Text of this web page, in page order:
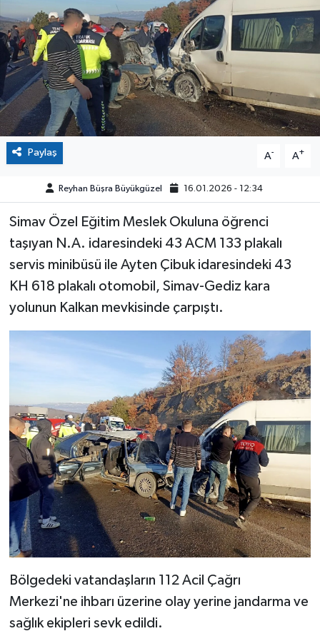
Paylaş A- A+
Reyhan Büşra Büyükgüzel 16.01.2026 - 12:34
Simav Özel Eğitim Meslek Okuluna öğrenci
taşıyan N.A. idaresindeki 43 ACM 133 plakalı
servis minibüsü ile Ayten Çibuk idaresindeki 43
KH 618 plakalı otomobil, Simav-Gediz kara
yolunun Kalkan mevkisinde çarpıştı.
Bölgedeki vatandaşların 112 Acil Çağrı
Merkezi'ne ihbarı üzerine olay yerine jandarma ve
sağlık ekipleri sevk edildi.